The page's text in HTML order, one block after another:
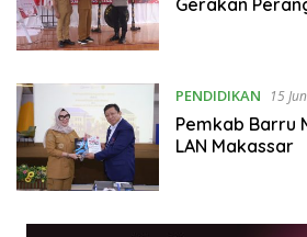
Gerakan
PENDIDIKAN 15
Pemkab Barru
LAN Makassar